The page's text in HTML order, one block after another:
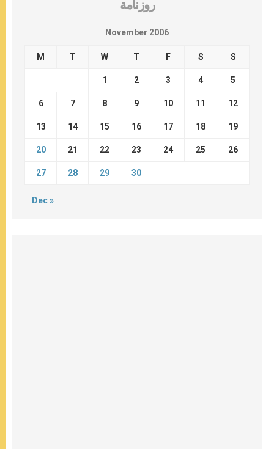
روزنامة
November 2006
M T W T F S S
1 2 3 4 5
6 7 8 9 10 11 12
13 14 15 16 17 18 19
20 21 22 23 24 25 26
27 28 29 30
Dec »